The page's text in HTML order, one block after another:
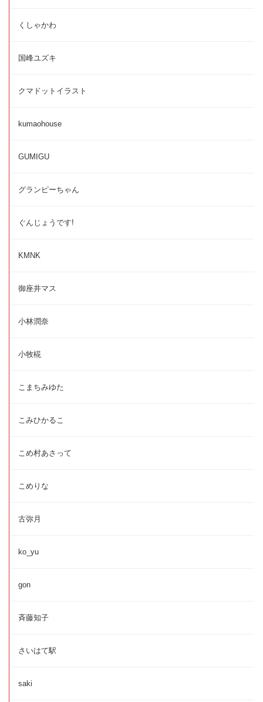
くしゃかわ
国峰ユズキ
クマドットイラスト
kumaohouse
GUMIGU
グランピーちゃん
ぐんじょうです!
KMNK
御座井マス
小林潤奈
小牧椛
こまちみゆた
こみひかるこ
こめ村あさって
こめりな
古弥月
ko_yu
gon
斉藤知子
さいはて駅
saki